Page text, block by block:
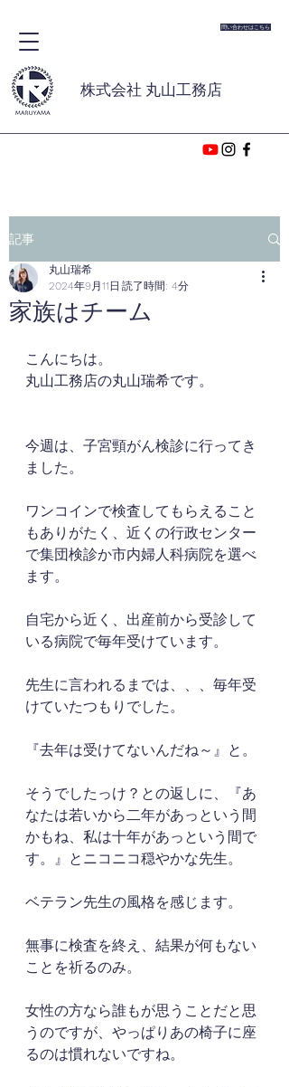
問い合わせはこちら
株式会社 丸山工務店
記事
家族はチーム
丸山瑞希
2024年9月11日 読了時間: 4分
こんにちは。
丸山工務店の丸山瑞希です。
今週は、子宮頸がん検診に行ってき
ました。
ワンコインで検査してもらえること
もありがたく、近くの行政センター
で集団検診か市内婦人科病院を選べ
ます。
自宅から近く、出産前から受診して
いる病院で毎年受けています。
先生に言われるまでは、、、毎年受
けていたつもりでした。
『去年は受けてないんだね～』と。
そうでしたっけ？との返しに、『あ
なたは若いから二年があっという間
かもね、私は十年があっという間で
す。』とニコニコ穏やかな先生。
ベテラン先生の風格を感じます。
無事に検査を終え、結果が何もない
ことを祈るのみ。
女性の方なら誰もが思うことだと思
うのですが、やっぱりあの椅子に座
るのは慣れないですね。